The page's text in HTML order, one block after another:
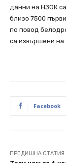
данни на НЗОК
близо 7500
по повод
са извършени на
Facebook
ПРЕДИШНА СТАТИЯ